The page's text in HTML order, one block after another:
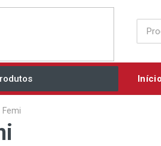
/ Consumíveis
e Jardim
Início
Femi